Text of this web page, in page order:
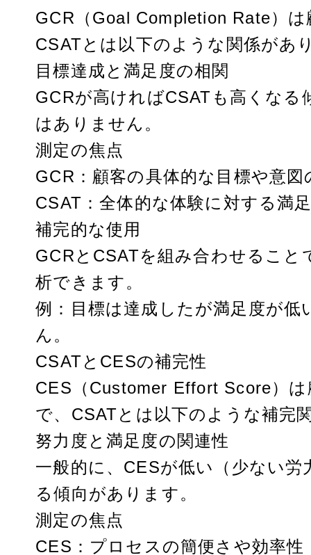
GCR（Goal Completion Rate）
CSATとは以下のような関係があ
目標達成と満足度の相関
GCRが高ければCSATも高くな
はありません。
測定の焦点
GCR：顧客の具体的な目標や意図
CSAT：全体的な体験に対する満
補完的な使用
GCRとCSATを組み合わせること
析できます。
例：目標は達成したが満足度が
ん。
CSATとCESの補完性
CES（Customer Effort Score）
で、CSATとは以下のような補完
努力度と満足度の関連性
一般的に、CESが低い（少ない
る傾向があります。
測定の焦点
CES：プロセスの簡便さや効率性